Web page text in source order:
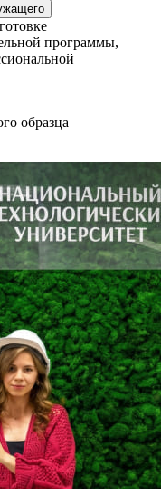
программы,
образца